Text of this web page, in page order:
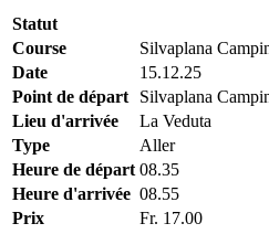
Statut
Course
Silvaplana
Date
15.12.25
Point de départ
Silvaplana
Lieu d'arrivée
La Veduta
Type
Aller
Heure de départ 08.35
Heure d'arrivée 08.55
Prix
Fr. 17.00